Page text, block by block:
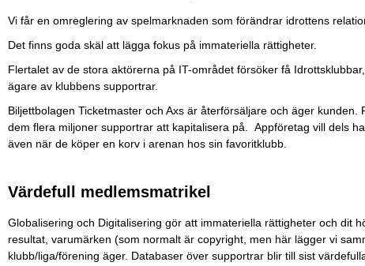
Vi får en omreglering av spelmarknaden som förändrar idrottens
Det finns goda skäl att lägga fokus på immateriella rättigheter.
Flertalet av de stora aktörerna på IT-området försöker få
ägare av klubbens supportrar.
Biljettbolagen Ticketmaster och Axs är återförsäljare och äger
dem flera miljoner supportrar att kapitalisera på. Appföretag vill dels
även när de köper en korv i arenan hos sin favoritklubb.
Värdefull medlemsmatrikel
Globalisering och Digitalisering gör att immateriella rättigheter och dit
resultat, varumärken (som normalt är copyright, men här lägger vi
klubb/liga/förening äger. Databaser över supportrar blir till sist